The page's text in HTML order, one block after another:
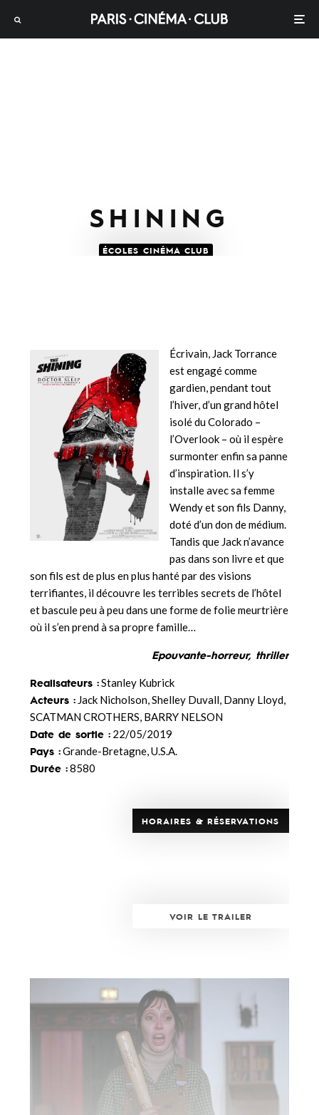
SHINING
ÉCOLES CINÉMA CLUB
Écrivain, Jack Torrance
est engagé comme
gardien, pendant tout
l’hiver, d’un grand hôtel
isolé du Colorado –
l’Overlook – où il espère
surmonter enfin sa panne
d’inspiration. Il s’y
installe avec sa femme
Wendy et son fils Danny,
doté d’un don de médium.
Tandis que Jack n’avance
pas dans son livre et que
son fils est de plus en plus hanté par des visions
terrifiantes, il découvre les terribles secrets de l’hôtel
et bascule peu à peu dans une forme de folie meurtrière
où il s’en prend à sa propre famille…
Epouvante-horreur, thriller
Realisateurs :Stanley Kubrick
Acteurs : Jack Nicholson, Shelley Duvall, Danny Lloyd,
SCATMAN CROTHERS, BARRY NELSON
Date de sortie : 22/05/2019
Pays :Grande-Bretagne, U.S.A.
Durée :8580
HORAIRES & RÉSERVATIONS
VOIR LE TRAILER